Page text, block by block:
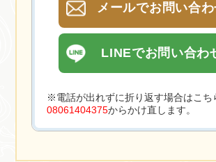
メールでお問い合わ
LINEでお問い合わ
※電話が出れずに折り返す場合はこち
08061404375からかけ直します。